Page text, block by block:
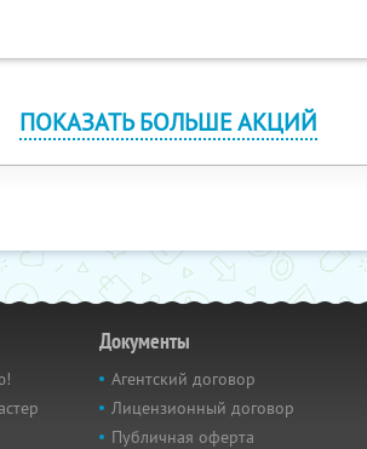
ПОКАЗАТЬ БОЛЬШЕ АКЦИЙ
Документы
Агентский договор
Лицензионный договор
Публичная оферта